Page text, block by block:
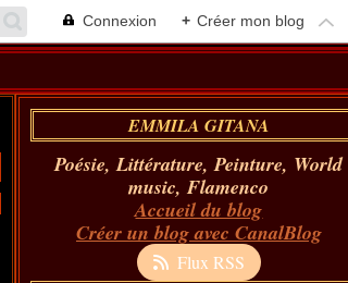
Connexion + Créer mon blog
EMMILA GITANA
Poésie, Littérature, Peinture, World
music, Flamenco
Accueil du blog
Créer un blog avec CanalBlog
Flux RSS